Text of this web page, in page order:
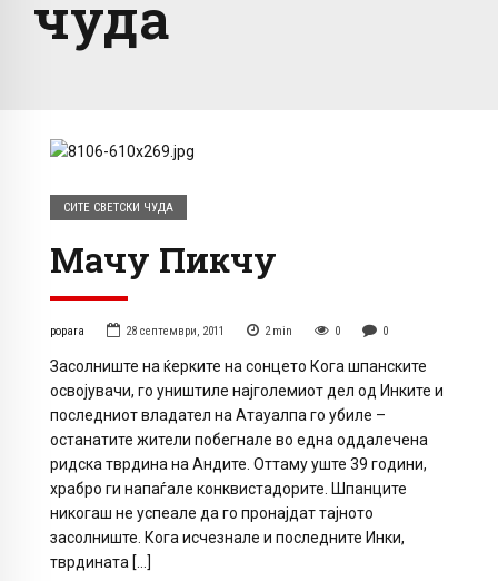
чуда
СИТЕ СВЕТСКИ ЧУДА
Мачу Пикчу
popara 28 септември, 2011 2 min 0 0
Засолниште на ќерките на сонцето Кога шпанските
освојувачи, го уништиле најголемиот дел од Инките и
последниот владател на Атауалпа го убиле –
останатите жители побегнале во една оддалечена
ридска тврдина на Андите. Оттаму уште 39 години,
храбро ги напаѓале конквистадорите. Шпанците
никогаш не успеале да го пронајдат тајното
засолниште. Кога исчезнале и последните Инки,
тврдината […]